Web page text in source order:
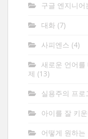
구글 엔지니
대화 (7)
사피엔스 (4)
새로운 언어를
제 (13)
실용주의 프로
아이를 잘 키
어떻게 원하